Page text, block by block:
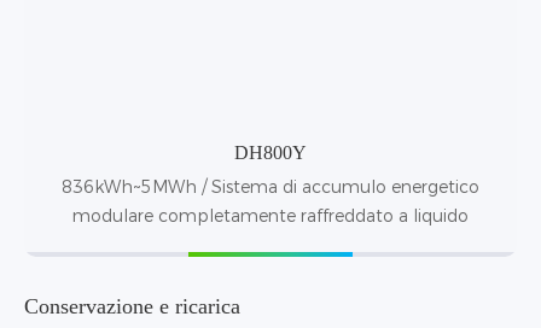
DH800Y
836kWh~5MWh / Sistema di accumulo energetico
modulare completamente raffreddato a liquido
Conservazione e ricarica